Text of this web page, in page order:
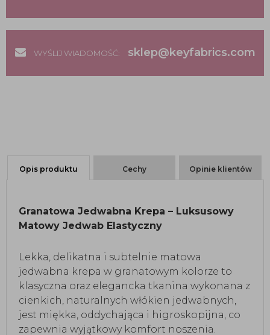
WYŚLIJ WIADOMOŚĆ: sklep@keyfabrics.com
Opis produktu Cechy Opinie klientów
Granatowa Jedwabna Krepa – Luksusowy
Matowy Jedwab Elastyczny
Lekka, delikatna i subtelnie matowa
jedwabna krepa w granatowym kolorze to
klasyczna oraz elegancka tkanina wykonana z
cienkich, naturalnych włókien jedwabnych,
jest miękka, oddychająca i higroskopijna, co
zapewnia wyjątkowy komfort noszenia.